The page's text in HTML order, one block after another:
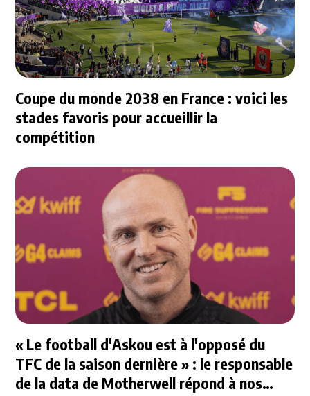
Coupe du monde 2038 en France : voici les
stades favoris pour accueillir la
compétition
« Le football d'Askou est à l'opposé du
TFC de la saison dernière » : le responsable
de la data de Motherwell répond à nos